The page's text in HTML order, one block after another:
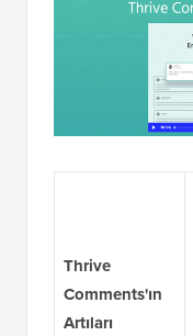
Thrive
Comments'ın
Artıları